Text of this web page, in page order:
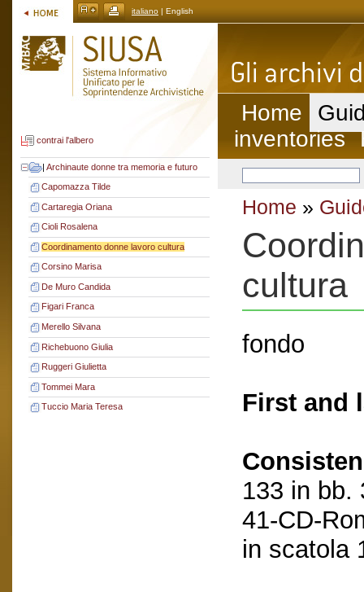
italiano | English
contrai l'albero
| Archinaute donne tra memoria e futuro
Capomazza Tilde
Cartaregia Oriana
Cioli Rosalena
Coordinamento donne lavoro cultura
Corsino Marisa
De Muro Candida
Figari Franca
Merello Silvana
Richebuono Giulia
Ruggeri Giulietta
Tommei Mara
Tuccio Maria Teresa
Home
inventories
Home »
cultura
fondo
First and
133 in bb.
41-CD-
in scatola